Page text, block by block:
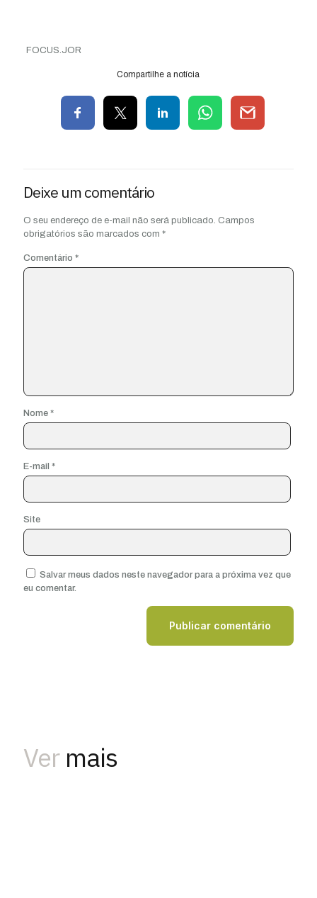
FOCUS.JOR
Compartilhe a notícia
Deixe um comentário
O seu endereço de e-mail não será publicado. Campos
obrigatórios são marcados com *
Comentário *
Nome *
E-mail *
Site
Salvar meus dados neste navegador para a próxima vez que
eu comentar.
Ver mais